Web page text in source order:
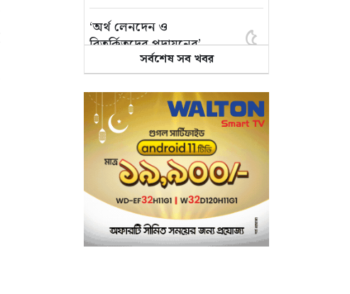
‘অর্থ লেনদেন ও
বিতর্কিতদের পদায়নের’
অভিযোগ, ঈশ্বরগঞ্জে
ছাত্রলীগের একাংশের ঝাড়ু
মিছিল
৫
মানসম্মত শিক্ষা নিশ্চিতে
শ্যামপুরে তৎপর শিক্ষা
অফিসার শাপলা খানম
৬
তাৎক্ষণিক খাদ্য পরীক্ষা
নিশ্চিত করবে ভ্রাম্যমাণ
পরীক্ষাগার: এস এম হুমায়ূন
৭
সর্বশেষ সব খবর